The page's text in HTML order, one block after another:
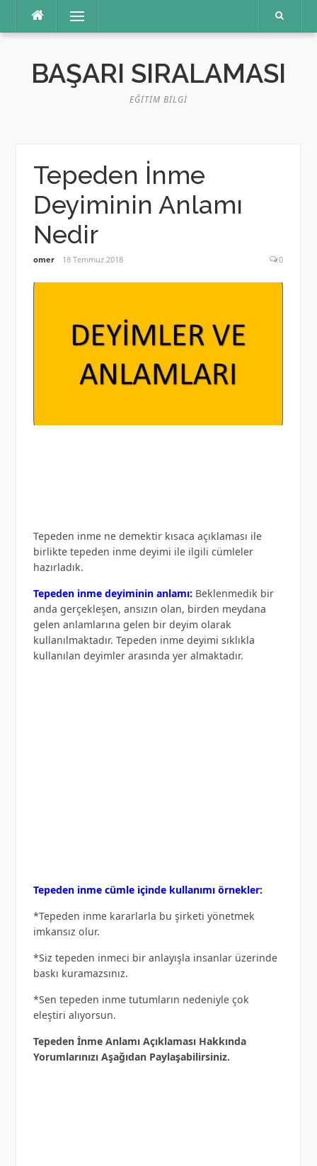
Menü
BAŞARI SIRALAMASI
EĞITIM BILGI
Tepeden İnme
Deyiminin Anlamı
Nedir
omer 18 Temmuz 2018 0
Tepeden inme ne demektir kısaca açıklaması ile
birlikte tepeden inme deyimi ile ilgili cümleler
hazırladık.
Tepeden inme deyiminin anlamı: Beklenmedik bir
anda gerçekleşen, ansızın olan, birden meydana
gelen anlamlarına gelen bir deyim olarak
kullanılmaktadır. Tepeden inme deyimi sıklıkla
kullanılan deyimler arasında yer almaktadır.
Tepeden inme cümle içinde kullanımı örnekler:
*Tepeden inme kararlarla bu şirketi yönetmek
imkansız olur.
*Siz tepeden inmeci bir anlayışla insanlar üzerinde
baskı kuramazsınız.
*Sen tepeden inme tutumların nedeniyle çok
eleştiri alıyorsun.
Tepeden İnme Anlamı Açıklaması Hakkında
Yorumlarınızı Aşağıdan Paylaşabilirsiniz.